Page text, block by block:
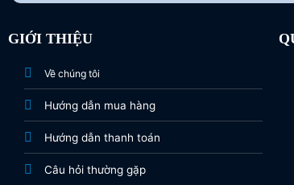
GIỚI THIỆU
Về chúng tôi
Hướng dẫn mua hàng
Hướng dẫn thanh toán
Câu hỏi thường gặp